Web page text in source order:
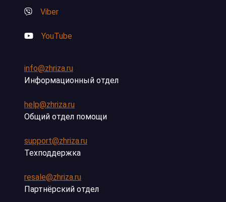
Viber
YouTube
info@zhriza.ru
Информационный отдел
help@zhriza.ru
Общий отдел помощи
support@zhriza.ru
Техподдержка
resale@zhriza.ru
Партнёрский отдел